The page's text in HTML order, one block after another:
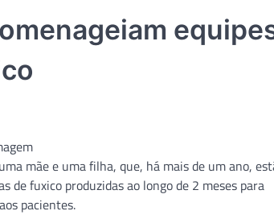
mãe e uma filha, que, há mais de um ano,
de fuxico produzidas ao longo de 2 meses para
pacientes.